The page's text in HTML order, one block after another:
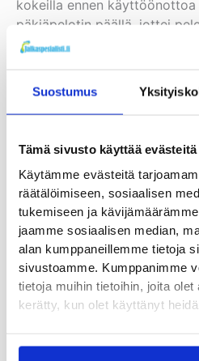
Suostumus
Tämä sivusto käyttää evästeitä
Käytämme evästeitä
räätälöimiseen, sosiaalisen
tukemiseen ja
jaamme sosiaalisen median,
alan kumppaneillemme tietoja
sivustoamme. Kumppanimme
tietoja muihin tietoihin, joita olet
kerätty, kun olet käyttänyt
kokeilla ennen käyttöönottoa
päkiäpelotin päällä, jottei
lisää alustaa vasten.
Hakeutukaa jalkaterapeutin,
ammattilaisen arvioon ennen
verenkierto, tuntopuutoksia
Ammattilaisen arvioon
sarjavalmisteisista
jalkineiden käytöstä
kaipattee tarkempaa
suorittamiseksi. Jos
valinnasta, yksilöllisestä
on aiheellista.